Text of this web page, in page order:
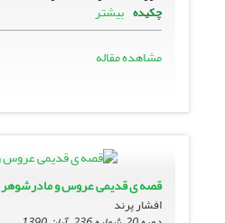
چکیده بیشتر
مشاهده مقاله
قصه ی قدیمی عروس و مادرشوهر
افشار پرند